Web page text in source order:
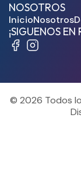
NOSOTROS
InicioNosotros
¡SIGUENOS EN
© 2026 Todos